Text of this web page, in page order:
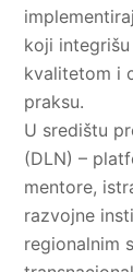
koji
kvalitetom i
praksu.
U središtu
(DLN) –
mentore,
razvojne
regionalnim